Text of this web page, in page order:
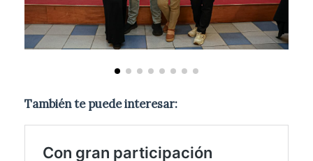
También te puede interesar: